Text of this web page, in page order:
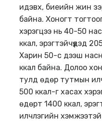
идэвх, биеийн жин
байна. Хоногт
хэрэгцээ нь 40-50
ккал, эрэгтэйчүүдэд
Харин 50-с дээш
ккал байна. Долоо
тулд өдөр тутмын
500 ккал-г хасах
өдөрт 1400 ккал,
илчлэгийн